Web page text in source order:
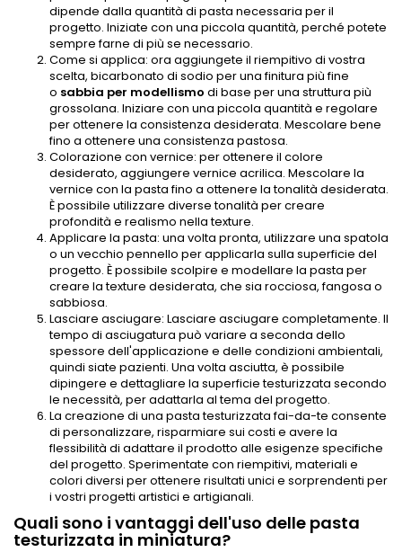
dipende dalla quantità di pasta necessaria per il
progetto. Iniziate con una piccola quantità, perché potete
sempre farne di più se necessario.
Come si applica: ora aggiungete il riempitivo di vostra
scelta, bicarbonato di sodio per una finitura più fine
o sabbia per modellismo di base per una struttura più
grossolana. Iniziare con una piccola quantità e regolare
per ottenere la consistenza desiderata. Mescolare bene
fino a ottenere una consistenza pastosa.
Colorazione con vernice: per ottenere il colore
desiderato, aggiungere vernice acrilica. Mescolare la
vernice con la pasta fino a ottenere la tonalità desiderata.
È possibile utilizzare diverse tonalità per creare
profondità e realismo nella texture.
Applicare la pasta: una volta pronta, utilizzare una spatola
o un vecchio pennello per applicarla sulla superficie del
progetto. È possibile scolpire e modellare la pasta per
creare la texture desiderata, che sia rocciosa, fangosa o
sabbiosa.
Lasciare asciugare: Lasciare asciugare completamente. Il
tempo di asciugatura può variare a seconda dello
spessore dell'applicazione e delle condizioni ambientali,
quindi siate pazienti. Una volta asciutta, è possibile
dipingere e dettagliare la superficie testurizzata secondo
le necessità, per adattarla al tema del progetto.
La creazione di una pasta testurizzata fai-da-te consente
di personalizzare, risparmiare sui costi e avere la
flessibilità di adattare il prodotto alle esigenze specifiche
del progetto. Sperimentate con riempitivi, materiali e
colori diversi per ottenere risultati unici e sorprendenti per
i vostri progetti artistici e artigianali.
Quali sono i vantaggi dell'uso delle pasta
testurizzata in miniatura?